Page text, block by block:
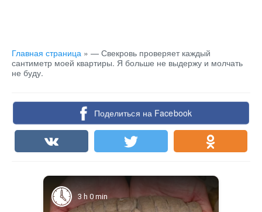
Главная страница » — Свекровь проверяет каждый
сантиметр моей квартиры. Я больше не выдержу и молчать
не буду.
Поделиться на Facebook
3 h 0 min